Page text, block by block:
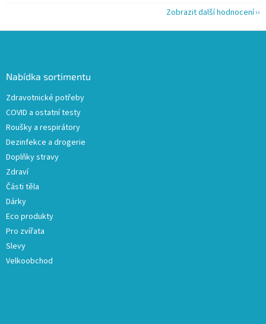
Zobrazit další hodnocení
Nabídka sortimentu
Zdravotnické potřeby
COVID a ostatní testy
Roušky a respirátory
Dezinfekce a drogerie
Doplňky stravy
Zdraví
Části těla
Dárky
Eco produkty
Pro zvířata
Slevy
Velkoobchod